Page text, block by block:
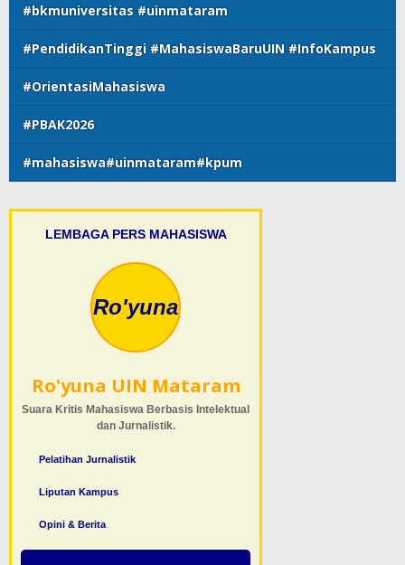
#bkmuniversitas #uinmataram
#PendidikanTinggi #MahasiswaBaruUIN #InfoKampus
#OrientasiMahasiswa
#PBAK2026
#mahasiswa#uinmataram#kpum
LEMBAGA PERS MAHASISWA
Ro'yuna
Ro'yuna UIN Mataram
Suara Kritis Mahasiswa Berbasis Intelektual
dan Jurnalistik.
Pelatihan Jurnalistik
Liputan Kampus
Opini & Berita